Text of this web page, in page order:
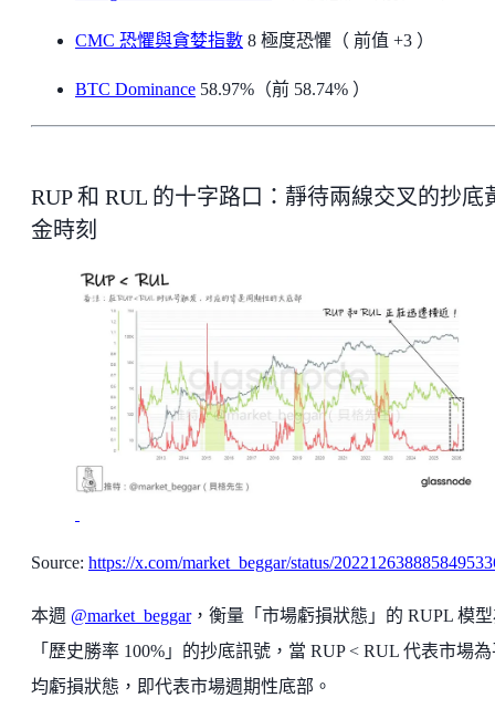
CMC 恐懼與貪婪指數 8 極度恐懼（ 前值 +3 ）
BTC Dominance 58.97%（前 58.74% ）
RUP 和 RUL 的十字路口：靜待兩線交叉的抄底
金時刻
Source: https://x.com/market_beggar/status/
本週 @market_beggar，衡量「市場虧損狀態」的 RUPL 模
「歷史勝率 100%」的抄底訊號，當 RUP < RUL 代表市場
均虧損狀態，即代表市場週期性底部。